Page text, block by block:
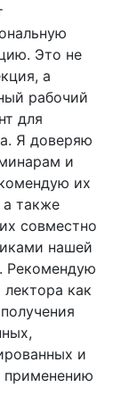
Это не
а
рабочий
для
Я доверяю
и
их
а также
совместно
нашей
Рекомендую
лектора как
и
применению